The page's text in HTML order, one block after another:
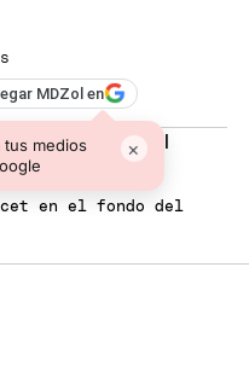
MDZol en
tus medios
×
en el fondo del